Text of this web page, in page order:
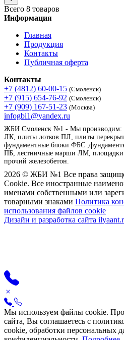
Всего 8 товаров
Информация
Главная
Продукция
Контакты
Публичная оферта
Контакты
+7 (4812) 60-00-15 (Смоленск)
+7 (915) 654-76-92 (Смоленск)
+7 (909) 167-51-23 (Москва)
infogbi1@yandex.ru
ЖБИ Смоленск №1 - Мы производим:
ЛК, плиты лотков ПЛ, плиты
фундаментные блоки ФБС
ПБ, лестничные марши ЛМ,
прочий железобетон.
2026 © ЖБИ №1 Все права
Cookie. Все иностранные
именами собственными или
товарными знаками Политика
использования файлов cookie
Дизайн и разработка сайта
Мы используем файлы cookie.
сайта, Вы соглашаетесь с
cookie, обработки персональных